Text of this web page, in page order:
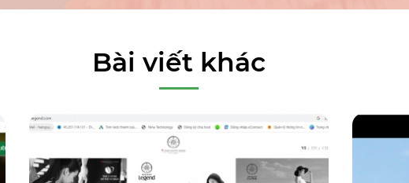
Bài viết khác